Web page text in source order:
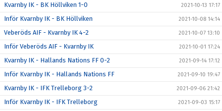
Kvarnby IK - BK Höllviken 1-0 2021-10-13 17:17
Inför Kvarnby IK - BK Höllviken 2021-10-08 14:14
Veberöds AIF - Kvarnby IK 4-2 2021-10-07 13:10
Inför Veberöds AIF - Kvarnby IK 2021-10-01 17:24
Kvarnby IK - Hallands Nations FF 0-2 2021-09-14 17:12
Inför Kvarnby IK - Hallands Nations FF 2021-09-10 19:47
Kvarnby IK - IFK Trelleborg 3-2 2021-09-06 21:42
Inför Kvarnby IK - IFK Trelleborg 2021-09-03 15:17